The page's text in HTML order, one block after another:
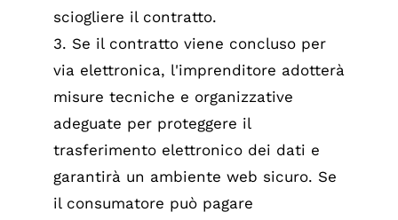
sciogliere il contratto.
3. Se il contratto viene concluso per
via elettronica, l'imprenditore adotterà
misure tecniche e organizzative
adeguate per proteggere il
trasferimento elettronico dei dati e
garantirà un ambiente web sicuro. Se
il consumatore può pagare